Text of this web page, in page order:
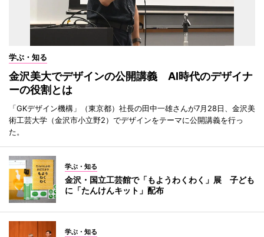
学ぶ・知る
金沢美大でデザインの公開講義 AI時代のデザイナ
ーの役割とは
「GKデザイン機構」（東京都）社長の田中一雄さんが7月28日、金沢美
術工芸大学（金沢市小立野2）でデザインをテーマに公開講義を行っ
た。
学ぶ・知る
金沢・国立工芸館で「もようわくわく」展 子ども
に「たんけんキット」配布
学ぶ・知る